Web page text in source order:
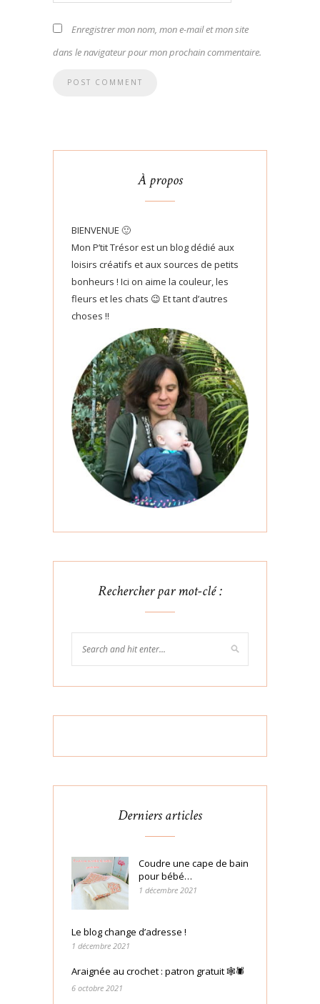
Enregistrer mon nom, mon e-mail et mon site
dans le navigateur pour mon prochain commentaire.
À propos
BIENVENUE 🙂
Mon P’tit Trésor est un blog dédié aux
loisirs créatifs et aux sources de petits
bonheurs ! Ici on aime la couleur, les
fleurs et les chats 😉 Et tant d’autres
choses !!
Rechercher par mot-clé :
Derniers articles
Coudre une cape de bain
pour bébé…
1 décembre 2021
Le blog change d’adresse !
1 décembre 2021
Araignée au crochet : patron gratuit 🕸🕷
6 octobre 2021